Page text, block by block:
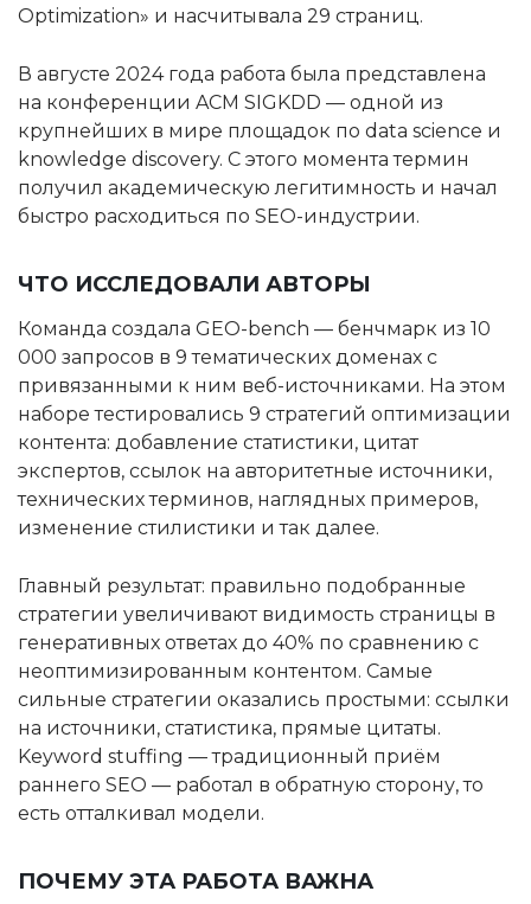
Optimization» и насчитывала 29 страниц.
В августе 2024 года работа была представлена
на конференции ACM SIGKDD — одной из
крупнейших в мире площадок по data science и
knowledge discovery. С этого момента термин
получил академическую легитимность и начал
быстро расходиться по SEO-индустрии.
ЧТО ИССЛЕДОВАЛИ АВТОРЫ
Команда создала GEO-bench — бенчмарк из 10
000 запросов в 9 тематических доменах с
привязанными к ним веб-источниками. На этом
наборе тестировались 9 стратегий оптимизации
контента: добавление статистики, цитат
экспертов, ссылок на авторитетные источники,
технических терминов, наглядных примеров,
изменение стилистики и так далее.
Главный результат: правильно подобранные
стратегии увеличивают видимость страницы в
генеративных ответах до 40% по сравнению с
неоптимизированным контентом. Самые
сильные стратегии оказались простыми: ссылки
на источники, статистика, прямые цитаты.
Keyword stuffing — традиционный приём
раннего SEO — работал в обратную сторону, то
есть отталкивал модели.
ПОЧЕМУ ЭТА РАБОТА ВАЖНА